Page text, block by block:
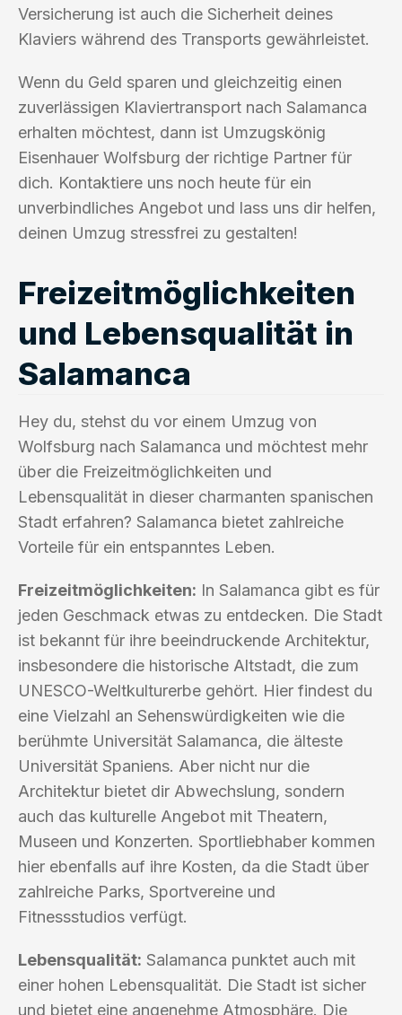
Versicherung ist auch die Sicherheit deines
Klaviers während des Transports gewährleistet.
Wenn du Geld sparen und gleichzeitig einen
zuverlässigen Klaviertransport nach Salamanca
erhalten möchtest, dann ist Umzugskönig
Eisenhauer Wolfsburg der richtige Partner für
dich. Kontaktiere uns noch heute für ein
unverbindliches Angebot und lass uns dir helfen,
deinen Umzug stressfrei zu gestalten!
Freizeitmöglichkeiten
und Lebensqualität in
Salamanca
Hey du, stehst du vor einem Umzug von
Wolfsburg nach Salamanca und möchtest mehr
über die Freizeitmöglichkeiten und
Lebensqualität in dieser charmanten spanischen
Stadt erfahren? Salamanca bietet zahlreiche
Vorteile für ein entspanntes Leben.
Freizeitmöglichkeiten: In Salamanca gibt es für
jeden Geschmack etwas zu entdecken. Die Stadt
ist bekannt für ihre beeindruckende Architektur,
insbesondere die historische Altstadt, die zum
UNESCO-Weltkulturerbe gehört. Hier findest du
eine Vielzahl an Sehenswürdigkeiten wie die
berühmte Universität Salamanca, die älteste
Universität Spaniens. Aber nicht nur die
Architektur bietet dir Abwechslung, sondern
auch das kulturelle Angebot mit Theatern,
Museen und Konzerten. Sportliebhaber kommen
hier ebenfalls auf ihre Kosten, da die Stadt über
zahlreiche Parks, Sportvereine und
Fitnessstudios verfügt.
Lebensqualität: Salamanca punktet auch mit
einer hohen Lebensqualität. Die Stadt ist sicher
und bietet eine angenehme Atmosphäre. Die